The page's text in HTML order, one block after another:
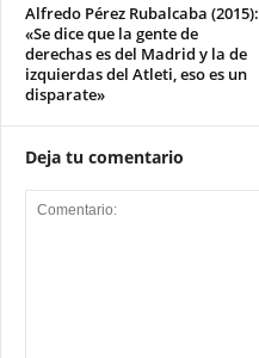
Alfredo Pérez Rubalcaba (2015):
«Se dice que la gente de
derechas es del Madrid y la de
izquierdas del Atleti, eso es un
disparate»
Deja tu comentario